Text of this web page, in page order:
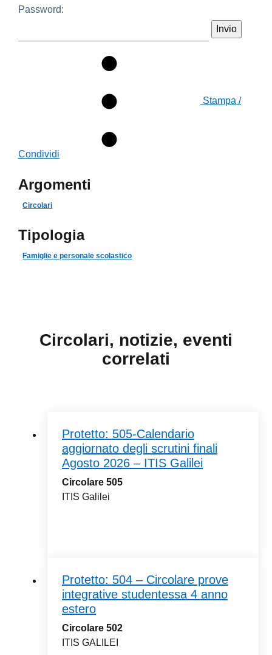
Password:
Stampa /
Condividi
Argomenti
Circolari
Tipologia
Famiglie e personale scolastico
Circolari, notizie, eventi
correlati
Protetto: 505-Calendario
aggiornato degli scrutini finali
Agosto 2026 – ITIS Galilei
Circolare 505
ITIS Galilei
Protetto: 504 – Circolare prove
integrative studentessa 4 anno
estero
Circolare 502
ITIS GALILEI